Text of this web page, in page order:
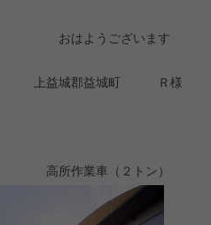
ざいます
城町 Ｒ様
２トン）